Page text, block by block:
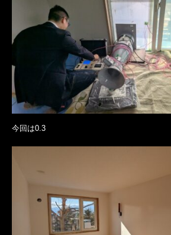
今回は0.3